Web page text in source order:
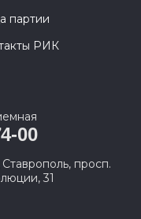
партии
РИК
00
просп.
31